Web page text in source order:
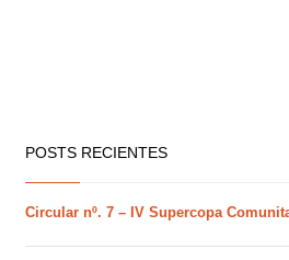
POSTS RECIENTES
Circular nº. 7 – IV Supercopa